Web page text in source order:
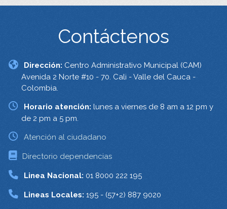
Contáctenos
Dirección: Centro Administrativo Municipal (CAM)
Avenida 2 Norte #10 - 70. Cali - Valle del Cauca -
Colombia.
Horario atención: lunes a viernes de 8 am a 12 pm y
de 2 pm a 5 pm.
Atención al ciudadano
Directorio dependencias
Linea Nacional: 01 8000 222 195
Lineas Locales: 195 - (57+2) 887 9020